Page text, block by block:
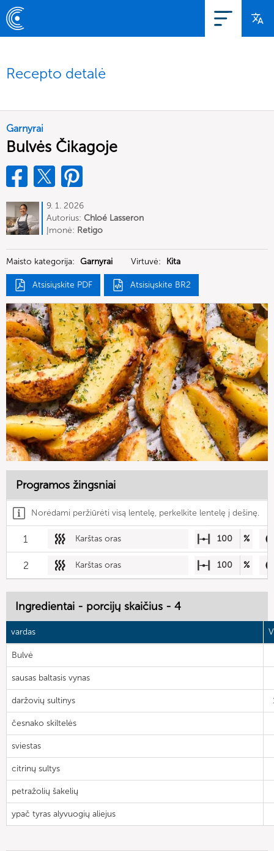
Recepto detalė
Garnyrai
Bulvės Čikagoje
9. 1. 2026
Autorius: Chloé Lasseron
Įmonė: Retigo
Maisto kategorija: Garnyrai Virtuvė: Kita
Atsisiųskite PDF Atsisiųskite BR2
Programos žingsniai
Norėdami peržiūrėti visą lentelę, perkelkite lentelę į dešinę.
1 Karštas oras 100 %
2 Karštas oras 100 %
Ingredientai - porcijų skaičius - 4
vardas
Bulvė
sausas baltasis vynas
daržovių sultinys
česnako skiltelės
sviestas
citrinų sultys
petražolių šakelių
ypač tyras alyvuogių aliejus